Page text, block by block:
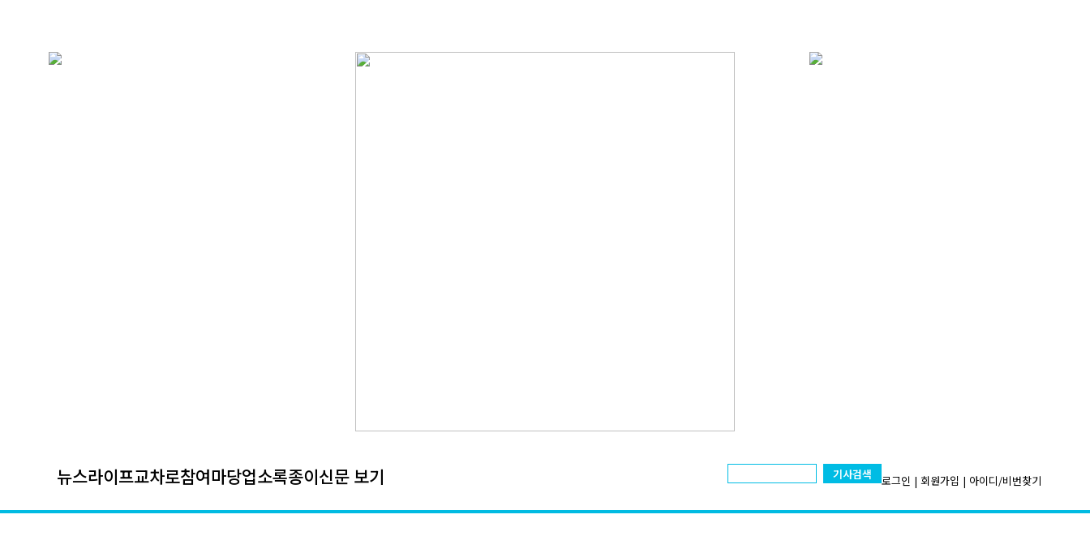
뉴스라이프교차로참여마당업소록종이신문 보기 기사검색 로그인 | 회원가입 | 아이디/비번찾기